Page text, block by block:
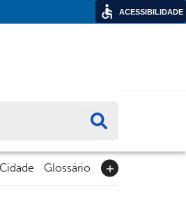
Glossário
ACESSIBILIDADE